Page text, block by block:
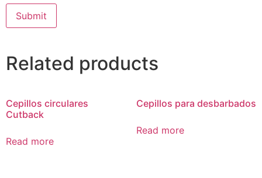
Related products
Cepillos circulares
Cutback
Read more
Cepillos para desbarbados
Read more